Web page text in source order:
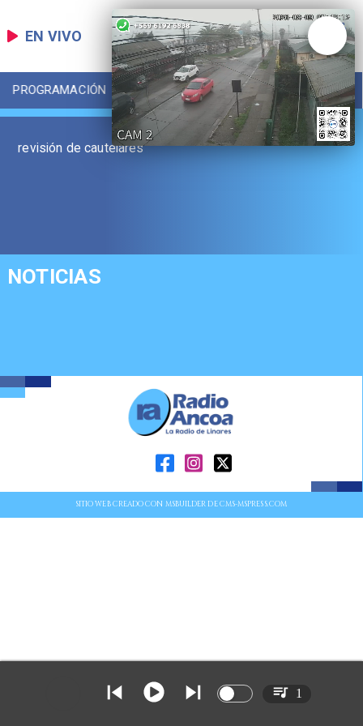
EN VIVO
PROGRAMACIÓN LOCAL DEPORTES
revisión de cautelares
NOTICIAS
SITIO WEB CREADO CON MSBUILDER DE CMS-MSPRESS.COM
1